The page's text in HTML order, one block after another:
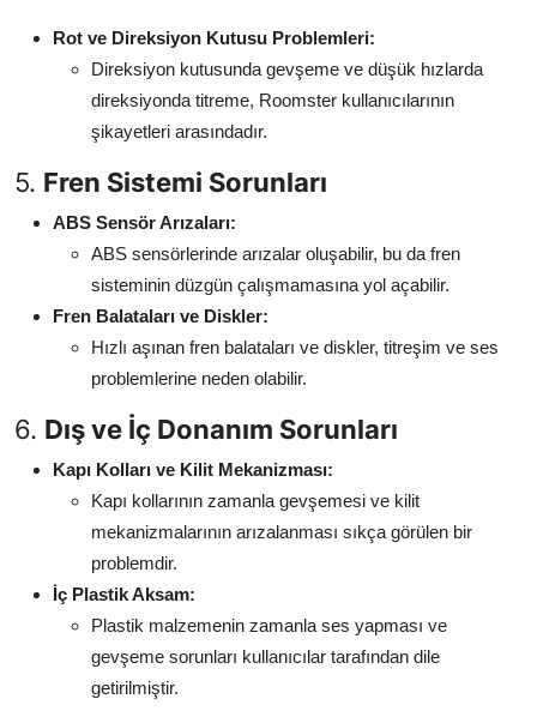
Rot ve Direksiyon Kutusu Problemleri:
Direksiyon kutusunda gevşeme ve düşük hızlarda
direksiyonda titreme, Roomster kullanıcılarının
şikayetleri arasındadır.
5. Fren Sistemi Sorunları
ABS Sensör Arızaları:
ABS sensörlerinde arızalar oluşabilir, bu da fren
sisteminin düzgün çalışmamasına yol açabilir.
Fren Balataları ve Diskler:
Hızlı aşınan fren balataları ve diskler, titreşim ve ses
problemlerine neden olabilir.
6. Dış ve İç Donanım Sorunları
Kapı Kolları ve Kilit Mekanizması:
Kapı kollarının zamanla gevşemesi ve kilit
mekanizmalarının arızalanması sıkça görülen bir
problemdir.
İç Plastik Aksam:
Plastik malzemenin zamanla ses yapması ve
gevşeme sorunları kullanıcılar tarafından dile
getirilmiştir.